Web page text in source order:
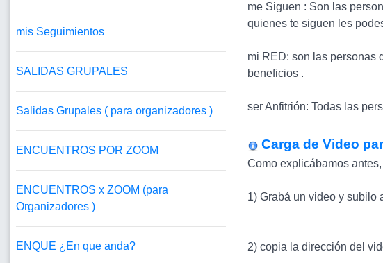
mis Seguimientos
SALIDAS GRUPALES
Salidas Grupales ( para organizadores )
ENCUENTROS POR ZOOM
ENCUENTROS x ZOOM (para
Organizadores )
ENQUE ¿En que anda?
me Siguen : Son las
quienes te siguen les
mi RED: son las personas
beneficios .
ser Anfitrión: Todas las
Carga de Video
Como explicábamos
1) Grabá un video y subilo
2) copia la dirección del